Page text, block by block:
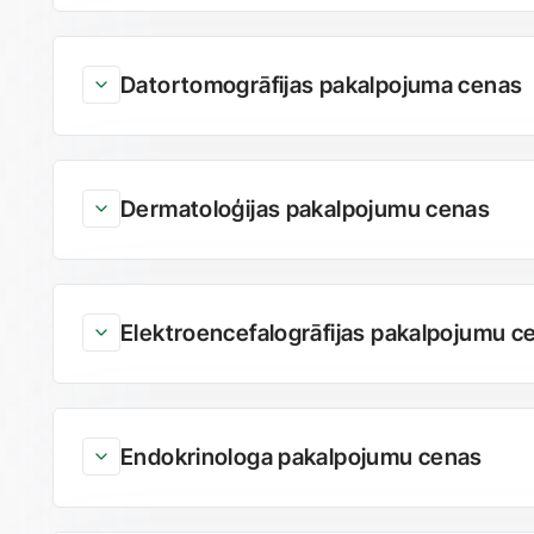
Datortomogrāfijas pakalpojuma cenas
Dermatoloģijas pakalpojumu cenas
Elektroencefalogrāfijas pakalpojumu
Endokrinologa pakalpojumu cenas